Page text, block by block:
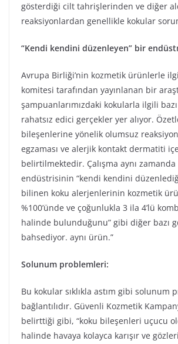
gösterdiği cilt tahrişlerinden ve diğer
reaksiyonlardan genellikle kokular
“Kendi kendini düzenleyen” bir
Avrupa Birliği’nin kozmetik ürünlerle
komitesi tarafından yayınlanan bir
şampuanlarımızdaki kokularla ilgili
rahatsız edici gerçekler yer alıyor.
bileşenlerine yönelik olumsuz
egzaması ve alerjik kontakt dermatiti
belirtilmektedir. Çalışma aynı zamanda
endüstrisinin “kendi kendini
bilinen koku alerjenlerinin kozmetik
%100’ünde ve çoğunlukla 3 ila 4’lü
halinde bulunduğunu” gibi diğer bazı
bahsediyor. aynı ürün.”
Solunum problemleri:
Bu kokular sıklıkla astım gibi solunum
bağlantılıdır. Güvenli Kozmetik
belirttiği gibi, “koku bileşenleri uçucu
halinde havaya kolayca karışır ve